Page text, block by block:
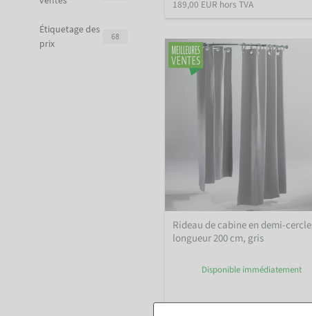
Étiquetage des
prix
68
189,00 EUR hors TVA
Rideau de cabine en demi-
longueur 200 cm, gris
Disponible immédiatement